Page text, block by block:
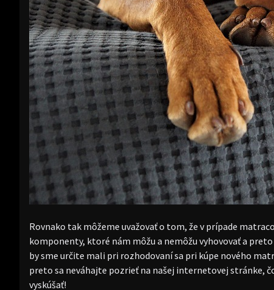
Rovnako tak môžeme uvažovať o tom, že v prípade
komponenty, ktoré nám môžu a nemôžu vyhovovať a
by sme určite mali pri rozhodovaní sa pri kúpe nového
preto sa neváhajte pozrieť na našej internetovej stránke,
vyskúšať!